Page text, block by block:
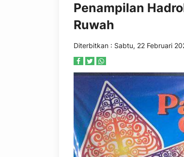
Penampilan
Ruwah
Diterbitkan : Sabtu, 22 Februari